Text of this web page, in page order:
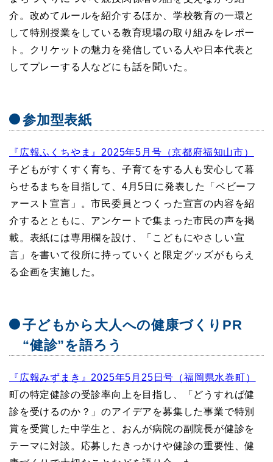
介。改めてルールを紹介するほか、学校教育の一環と
して特別授業をしている教育現場の取り組みをレポー
ト。クリケットの魅力を発信している人や日本代表と
してプレーする人などにも話を聞いた。
参加型表紙
『広報ふくちやま』2025年5月号（京都府福知山市）
子どもがすくすく育ち、子育てをする人も安心して暮
らせるまちを目指して、4月5日に発表した「ベビーフ
ァースト宣言」。市民委員とつくった宣言の内容を紹
介するとともに、アンケートで集まった市民の声を掲
載。表紙には専用欄を設け、「こどもにやさしい宣
言」を書いて役所に持っていくと限定グッズがもらえ
る企画を実施した。
子どもから大人への健康づくりPR
“健診”を語ろう
『広報みずまき』2025年5月25日号（福岡県水巻町）
町の特定健診の受診率向上を目指し、「どうすれば健
診を受けるのか？」のアイデアを募集した事業で特別
賞を受賞した中学生と、おんが病院の副院長が健診を
テーマに対談。応募したきっかけや健診の重要性、健